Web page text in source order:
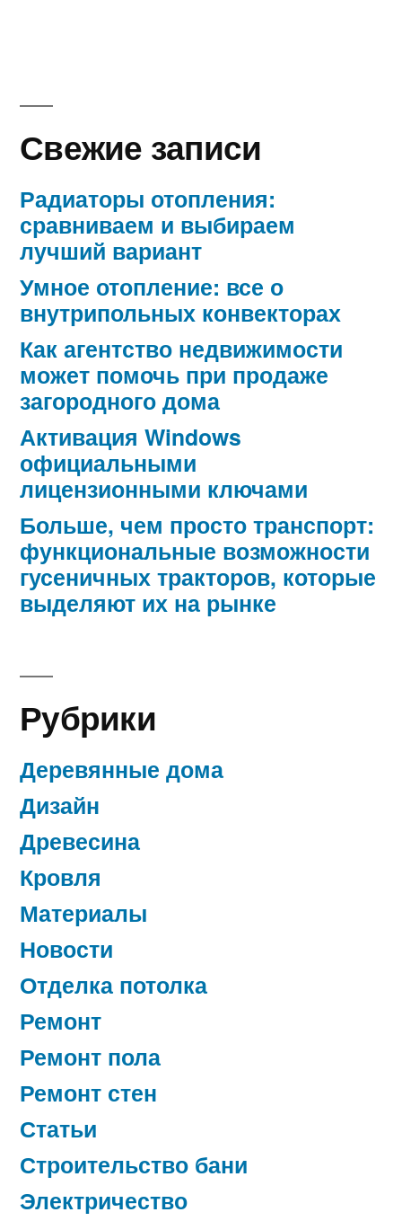
Свежие записи
Радиаторы отопления:
сравниваем и выбираем
лучший вариант
Умное отопление: все о
внутрипольных конвекторах
Как агентство недвижимости
может помочь при продаже
загородного дома
Активация Windows
официальными
лицензионными ключами
Больше, чем просто транспорт:
функциональные возможности
гусеничных тракторов, которые
выделяют их на рынке
Рубрики
Деревянные дома
Дизайн
Древесина
Кровля
Материалы
Новости
Отделка потолка
Ремонт
Ремонт пола
Ремонт стен
Статьи
Строительство бани
Электричество